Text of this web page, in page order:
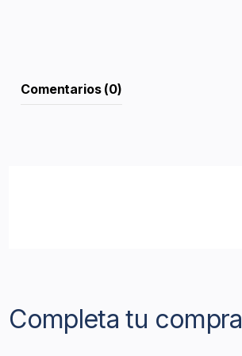
Comentarios (0)
Completa tu compra